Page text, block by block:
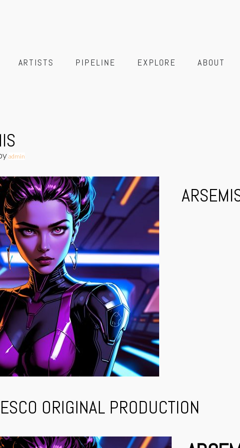
ARTISTS PIPELINE EXPLORE ABOUT
admin
ORIGINAL PRODUCTION